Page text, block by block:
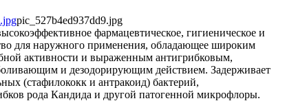
pic_527b4ed937dd9.jpg
фармацевтическое, гигиеническое и
для наружного применения, обладающее широким
активности и выраженным антигрибковым,
и дезодорирующим действием. Задерживает
(стафилококк и антракоид) бактерий,
рода Кандида и другой патогенной микрофлоры.